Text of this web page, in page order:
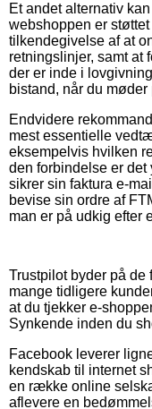
Et andet alternativ
webshoppen er
tilkendegivelse af at
retningslinjer, samt at
der er inde i
bistand, når du
Endvidere
mest essentielle
eksempelvis hvilken
den forbindelse er
sikrer sin faktura e-
bevise sin ordre af
man er på udkig efter
Trustpilot byder på
mange tidligere
at du tjekker e-
Synkende inden du
Facebook leverer
kendskab til internet
en række online
aflevere en